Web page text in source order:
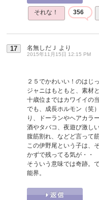
それな！ 356
17 名無しだＪ より
2015年11月15日 12:15 PM
２５でかわいい！のはじ
ジャニはもともと、素材
十歳位まではカワイイの当
でも、成長ホルモン（笑
り、ドーランやヘアカラ
酒やタバコ、夜遊び激し
腹筋割れ、などど言って
この伊野尾という子は、
かずで残ってる気が・・
そういう意味では奇跡。
能界。